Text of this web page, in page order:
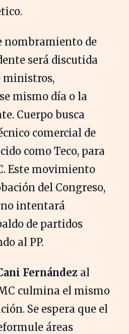
nombramiento de
será discutida
ministros,
mismo día o la
Cuerpo busca
comercial de
como Teco, para
Este movimiento
del Congreso,
intentará
de partidos
al PP.
Fernández al
culmina el mismo
Se espera que el
áreas